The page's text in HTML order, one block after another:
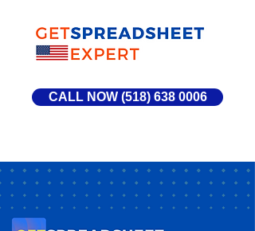
CALL NOW (518) 638 0006